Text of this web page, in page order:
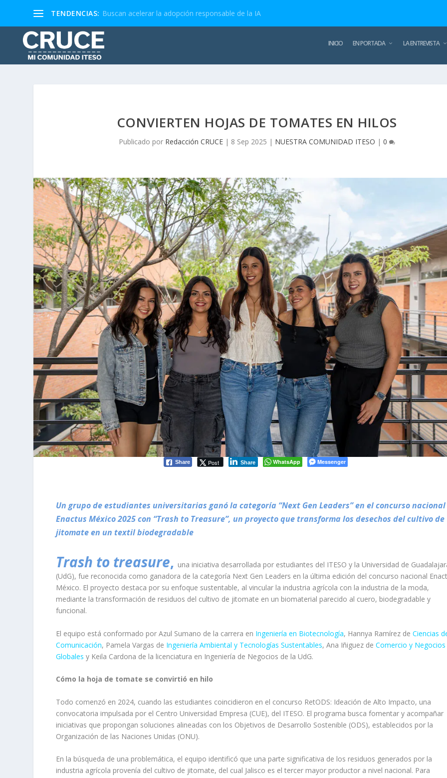
TENDENCIAS: Buscan acelerar la adopción responsable de la IA
INICIO EN PORTADA LA ENTREVISTA
CONVIERTEN HOJAS DE TOMATES EN HILOS
Publicado por Redacción CRUCE| 8 Sep 2025 | NUESTRA COMUNIDAD ITESO | 0
Share Post Share WhatsApp Messenger
Un grupo de estudiantes universitarias ganó la categoría “Next Gen Leaders” en el concurso nacional
Enactus México 2025 con “Trash to Treasure”, un proyecto que transforma los desechos del cultivo de
jitomate en un textil biodegradable
Trash to treasure, una iniciativa desarrollada por estudiantes del ITESO y la Universidad de
(UdG), fue reconocida como ganadora de la categoría Next Gen Leaders en la última edición del concurso nacional
México. El proyecto destaca por su enfoque sustentable, al vincular la industria agrícola con la industria de la moda,
mediante la transformación de residuos del cultivo de jitomate en un biomaterial parecido al cuero, biodegradable y
funcional.
El equipo está conformado por Azul Sumano de la carrera en Ingeniería en Biotecnología, Hannya Ramírez de Ciencias
Comunicación, Pamela Vargas de Ingeniería Ambiental y Tecnologías Sustentables, Ana Iñiguez de Comercio y Negocios
Globales y Keila Cardona de la licenciatura en Ingeniería de Negocios de la UdG.
Cómo la hoja de tomate se convirtió en hilo
Todo comenzó en 2024, cuando las estudiantes coincidieron en el concurso RetODS: Ideación de Alto Impacto, una
convocatoria impulsada por el Centro Universidad Empresa (CUE), del ITESO. El programa busca fomentar y acompañar
iniciativas que propongan soluciones alineadas con los Objetivos de Desarrollo Sostenible (ODS), establecidos por la
Organización de las Naciones Unidas (ONU).
En la búsqueda de una problemática, el equipo identificó que una parte significativa de los residuos generados por la
industria agrícola provenía del cultivo de jitomate, del cual Jalisco es el tercer mayor productor a nivel nacional. Para